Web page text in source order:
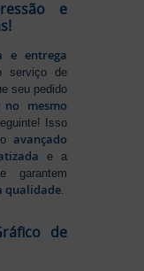
e
e entrega
serviço de
seu pedido
no mesmo
Isso
avançado
e a
garantem
qualidade
de